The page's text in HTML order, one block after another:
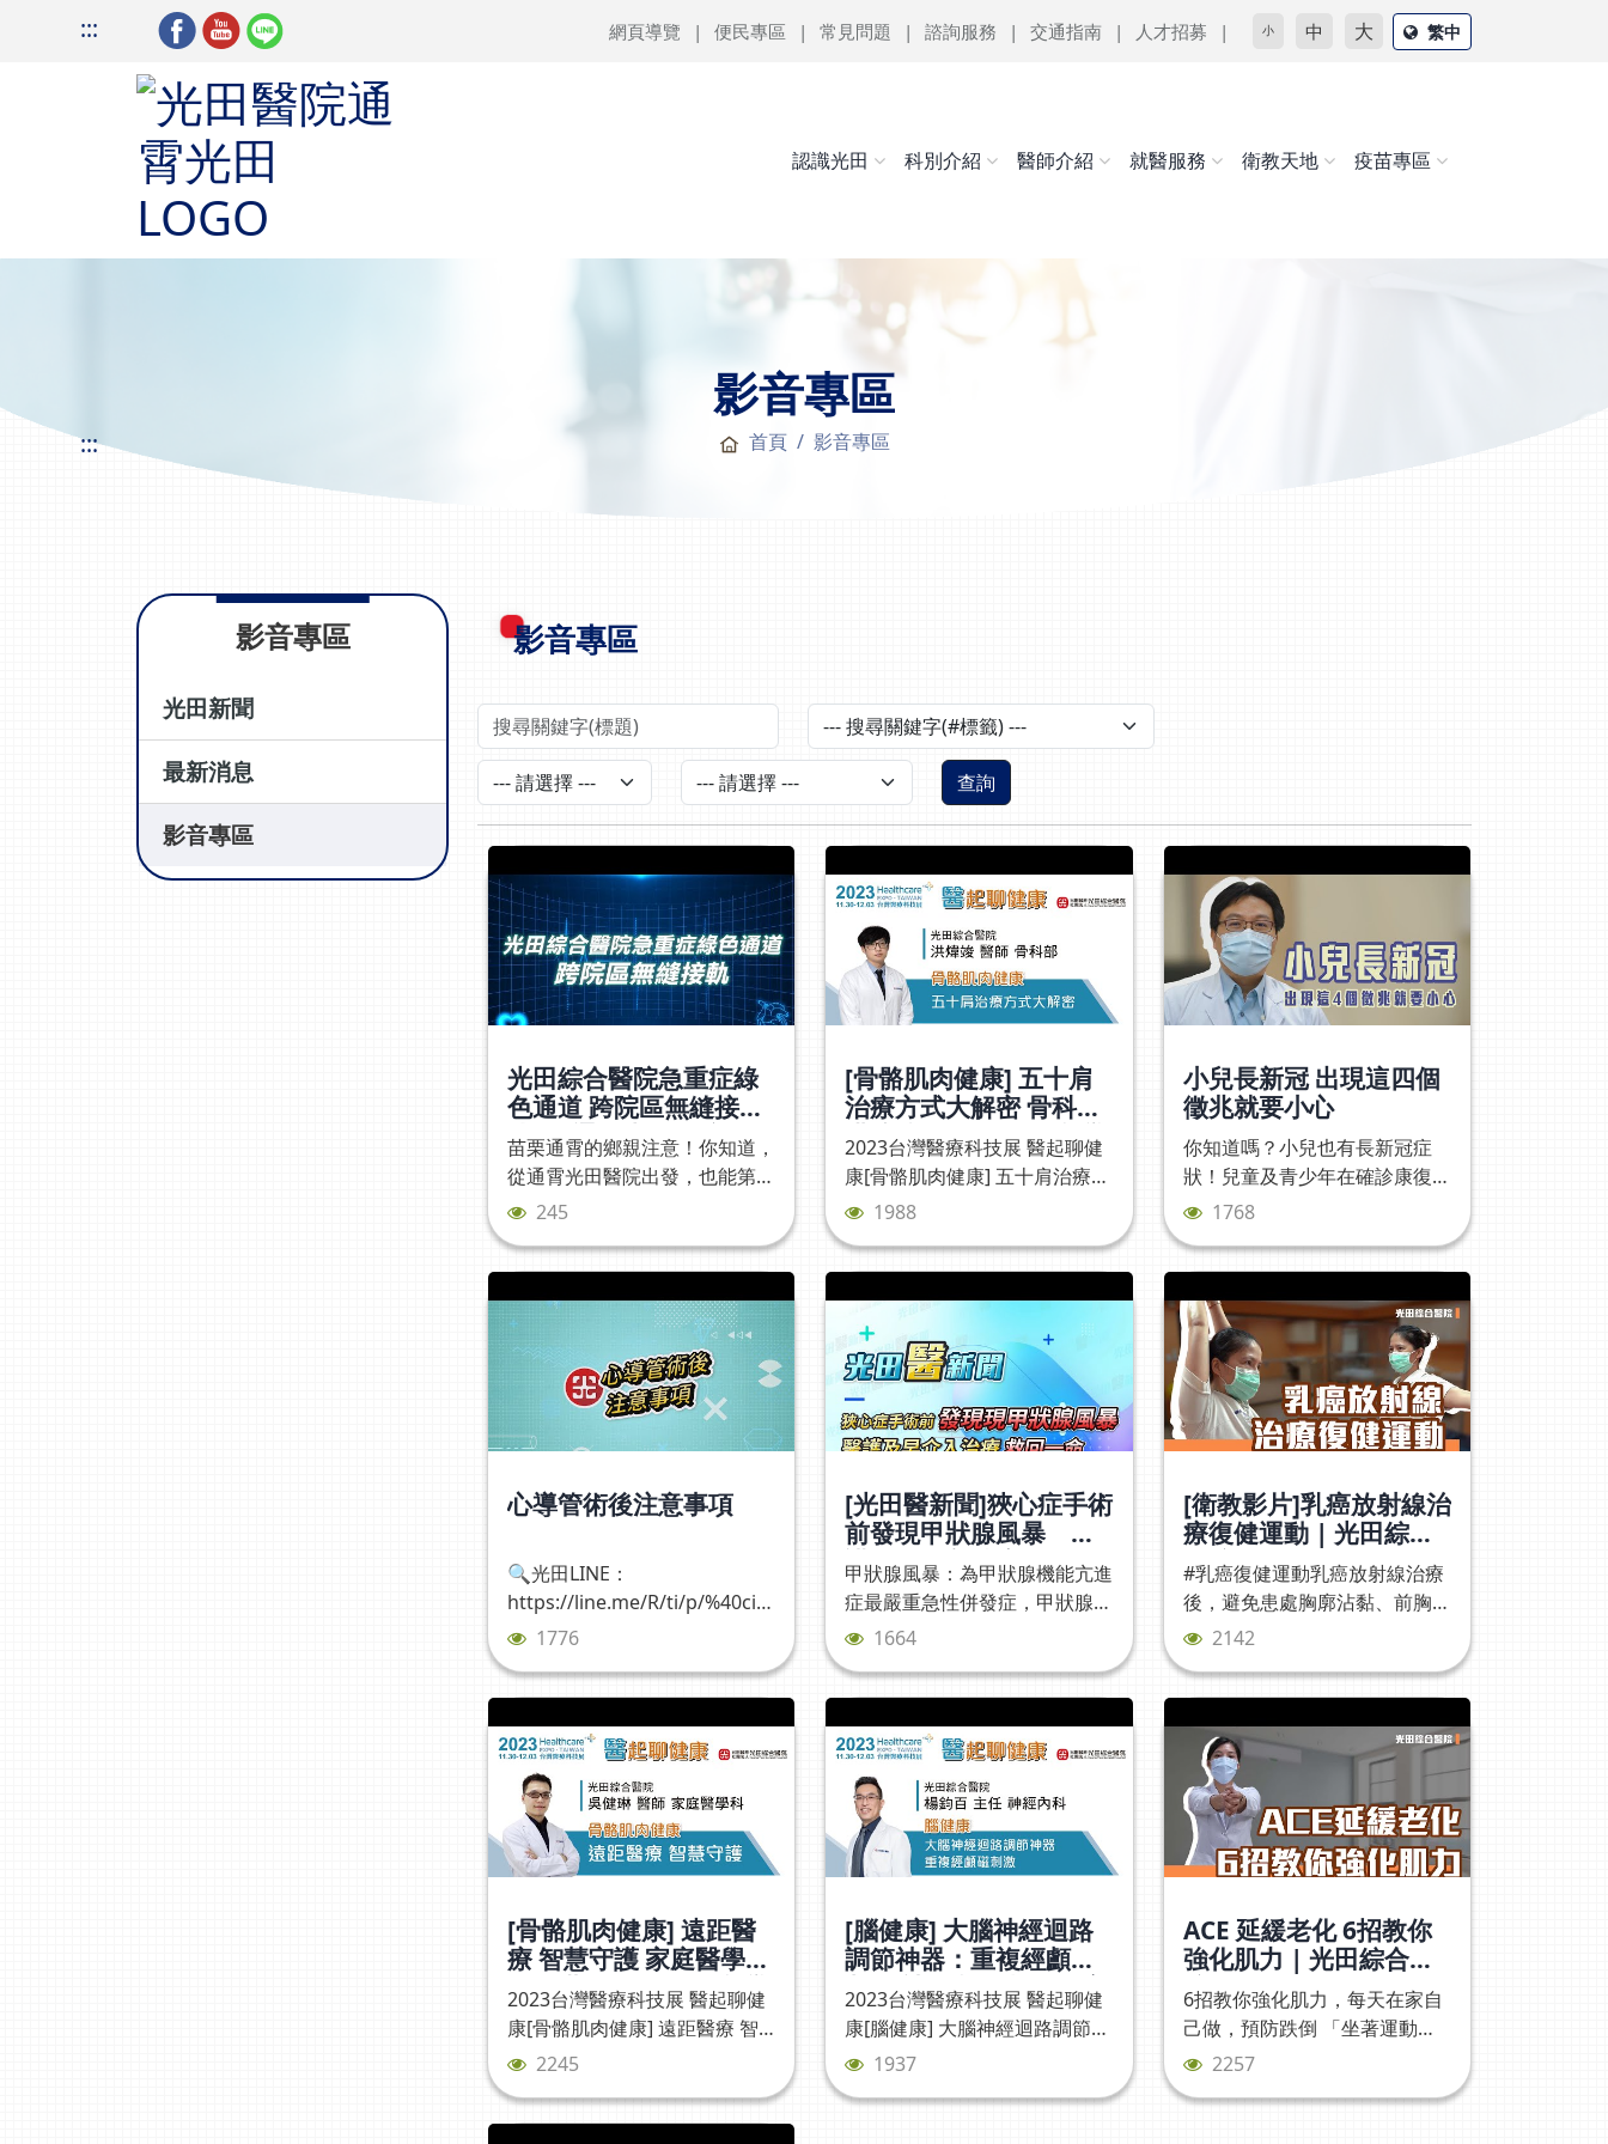
::: 網頁導覽 便民專區 常見問題 諮詢服務 交通指南 人才招募 小 中 大 繁中
認識光田 科別介紹 醫師介紹 就醫服務 衛教天地 疫苗專區
影音專區
::: 首頁 影音專區
影音專區
光田新聞
最新消息
影音專區
影音專區
查詢
光田綜合醫院急重症綠
色通道 跨院區無縫接
軌！ (通霄光田醫院)
苗栗通霄的鄉親注意！你知道，
從通霄光田醫院出發，也能第一
時間搶救腦中風 、心肌梗塞 了
啟動中！只要出現急性腦中風、
「綠色通道」無縫轉診直送大甲
院區或向上院區，整合急診、神
經內科、影像檢查與治療團隊，
一條龍不中斷救命流程，爭取黃
金治療時間 一通電話，連線三
風 #心肌梗塞 #重大外傷 #通霄
光田 #大甲院區 #向上院區
245
[骨骼肌肉健康] 五十肩
治療方式大解密 骨科部
洪煒竣醫師 | 2023台灣
醫療科技展 醫起聊健康
2023台灣醫療科技展 醫起聊健
康[骨骼肌肉健康] 五十肩治療方
式大解密 骨科部 洪煒竣醫師
1988
小兒長新冠 出現這四個
徵兆就要小心
你知道嗎？小兒也有長新冠症
狀！兒童及青少年在確診康復
後，仍可能持續出現許多身心症
法 #喘 #痛 #累 #燒⚠️喘➡️咳嗽
節痛、頭痛⚠️累➡️注意力不集
中、易疲倦⚠️燒➡️若持續發燒
且合併出現急性腸胃道症狀/皮
膚出疹/眼睛充血/頭暈等 家長就
需要立即就醫評估！#COVID-
醫師叮嚀：康復後還是可能重覆
感染，預防方式除了睡眠充足、
營養均衡、 戴口罩、最好還是
把該打的疫苗補齊才多一層防護
力唷！影片分段00:00 小兒長新
冠 出現這四個徵兆就要小心
00:22 小兒長新冠 有那些症狀
01:34 康復後會有無敵星星嗎
1768
心導管術後注意事項
🔍光田LINE：
https://line.me/R/ti/p/%40cib
1462h
1776
[光田醫新聞]狹心症手術
前發現甲狀腺風暴 醫
護及早介入治療救回一
命
甲狀腺風暴：為甲狀腺機能亢進
症最嚴重急性併發症，甲狀腺風
暴或稱甲狀腺毒性危象
當罕見的急症。婦人因心臟問題
受相關檢查時，發現婦人甲狀腺
機能亢進已達「甲狀腺風暴」，
情況相當危急；好在醫療團隊全
力救治，婦人復原良好，現在每
天能健走3千步以上！#光田醫
院#心臟內科 #吳星輝醫師 #內
分泌及新陳代謝科 #蘇楓琳醫師
1664
[衛教影片]乳癌放射線治
療復健運動 | 光田綜合
醫院
#乳癌復健運動乳癌放射線治療
後，避免患處胸廓沾黏、前胸肌
肉緊繃、肩關節活動度下降的運
才能開始執行較大動作的肩關節
運動、推墻運動、手臂繞圈運動
擴胸運動、梳頭運動、拉毛巾運
動、轉肩關節運動每天施行動作
１～３組。影片分段00:00 乳癌
放射線治療復健運動00:24 爬牆
繞圈運動02:12 協助式肩關節運
動02:54 拉毛巾運動03:40 擴胸
運動04:03 梳頭運動
2142
[骨骼肌肉健康] 遠距醫
療 智慧守護 家庭醫學科
吳健琳醫師 | 2023台灣
醫療科技展 醫起聊健康
2023台灣醫療科技展 醫起聊健
康[骨骼肌肉健康] 遠距醫療 智
慧守護 家庭醫學科 吳健琳醫師
2245
[腦健康] 大腦神經迴路
調節神器：重複經顱磁
刺激 神經內科 楊鈞百主
任 | 2023台灣醫療科技
展 醫起聊健康
2023台灣醫療科技展 醫起聊健
康[腦健康] 大腦神經迴路調節神
器：重複經顱磁刺激 神經內科
1937
ACE 延緩老化 6招教你
強化肌力 | 光田綜合醫
院
6招教你強化肌力，每天在家自
己做，預防跌倒 「坐著運動一
樣有效」！影片分段00:00 ACE
往上伸懶腰00:40 左右轉個腰
2257